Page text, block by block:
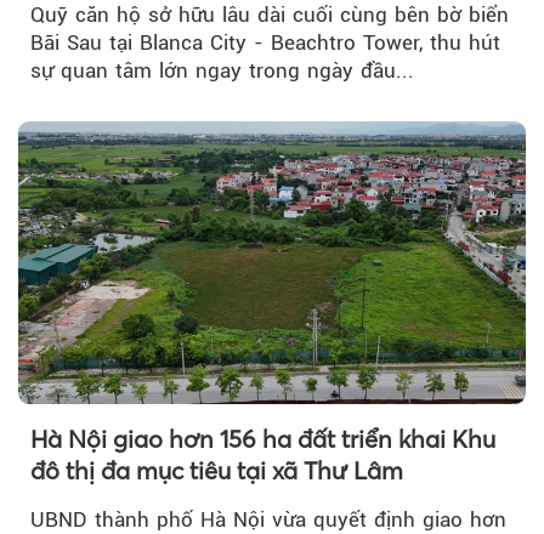
Quỹ căn hộ sở hữu lâu dài cuối cùng bên bờ biển
Bãi Sau tại Blanca City - Beachtro Tower, thu hút
sự quan tâm lớn ngay trong ngày đầu...
Hà Nội giao hơn 156 ha đất triển khai Khu
đô thị đa mục tiêu tại xã Thư Lâm
UBND thành phố Hà Nội vừa quyết định giao hơn